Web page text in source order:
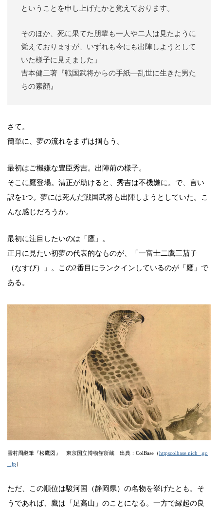
ということを申し上げたかと覚えております。
そのほか、死に果てた朋輩も一人や二人は見たように
覚えておりますが、いずれも今にも出陣しようとして
いた様子に見えました」
吉本健二著『戦国武将からの手紙―乱世に生きた男た
ちの素顔』
さて。
簡単に、夢の流れをまずは掴もう。
最初はご機嫌な豊臣秀吉。出陣前の様子。
そこに鷹登場。清正が助けると、秀吉は不機嫌に。で、言い
訳を1つ。夢には死んだ戦国武将も出陣しようとしていた。こ
んな感じだろうか。
最初に注目したいのは「鷹」。
正月に見たい初夢の代表的なものが、「一富士二鷹三茄子
（なすび）」。この2番目にランクインしているのが「鷹」で
ある。
雪村周継筆『松鷹図』 東京国立博物館所蔵 出典：ColBase（httpscolbase.nich_.go
_.jp）
ただ、この順位は駿河国（静岡県）の名物を挙げたとも。そ
うであれば、鷹は「足高山」のことになる。一方で縁起の良